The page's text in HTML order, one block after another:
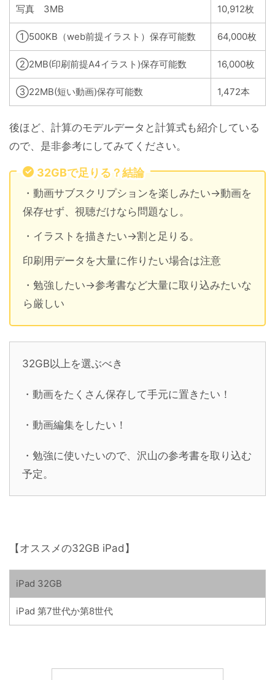
写真 3MB 10,912枚
①500KB（web前提イラスト）保存可能数 64,000枚
②2MB(印刷前提A4イラスト)保存可能数 16,000枚
③22MB(短い動画)保存可能数 1,472本
後ほど、計算のモデルデータと計算式も紹介している
ので、是非参考にしてみてください。
32GBで足りる？結論
・動画サブスクリプションを楽しみたい→動画を
保存せず、視聴だけなら問題なし。
・イラストを描きたい→割と足りる。
印刷用データを大量に作りたい場合は注意
・勉強したい→参考書など大量に取り込みたいな
ら厳しい
32GB以上を選ぶべき
・動画をたくさん保存して手元に置きたい！
・動画編集をしたい！
・勉強に使いたいので、沢山の参考書を取り込む
予定。
【オススメの32GB iPad】
iPad 32GB
iPad 第7世代か第8世代